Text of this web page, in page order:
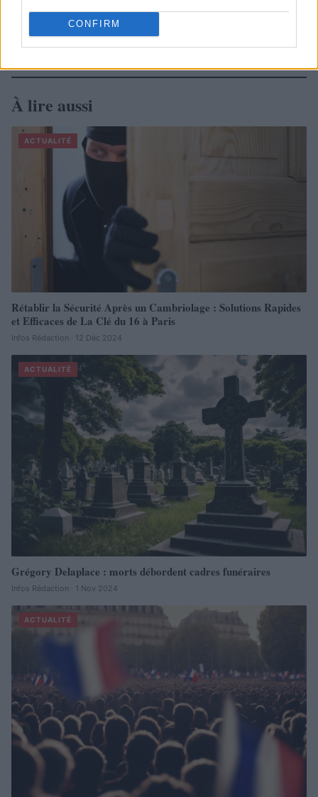
CONFIRM
À lire aussi
ACTUALITÉ
Rétablir la Sécurité Après un Cambriolage : Solutions Rapides
et Efficaces de La Clé du 16 à Paris
Infos Rédaction · 12 Déc 2024
ACTUALITÉ
Grégory Delaplace : morts débordent cadres funéraires
Infos Rédaction · 1 Nov 2024
ACTUALITÉ